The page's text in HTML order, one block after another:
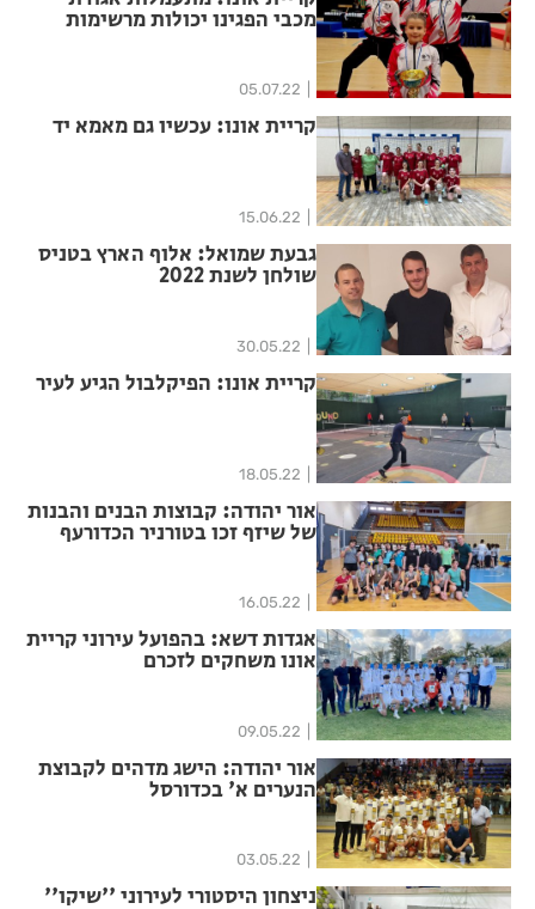
מכבי הפגינו יכולות מרשימות
05.07.22
קריית אונו: עכשיו גם מאמא יד
15.06.22
גבעת שמואל: אלוף הארץ בטניס
שולחן לשנת 2022
30.05.22
קריית אונו: הפיקלבול הגיע לעיר
18.05.22
אור יהודה: קבוצות הבנים והבנות
של שיזף זכו בטורניר הכדורעף
16.05.22
אגדות דשא: בהפועל עירוני קריית
אונו משחקים לזכרם
09.05.22
אור יהודה: הישג מדהים לקבוצת
הנערים א' בכדורסל
03.05.22
ניצחון היסטורי לעירוני ''שיקו''